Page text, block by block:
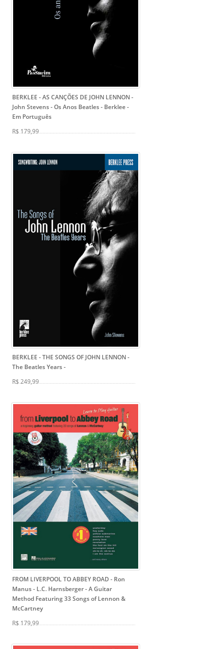
BERKLEE - AS CANÇÕES DE JOHN LENNON -
John Stevens- Os Anos Beatles - Berklee -
Em Português
R$ 179,99
BERKLEE - THE SONGS OF JOHN LENNON -
The Beatles Years-
R$ 249,99
FROM LIVERPOOL TO ABBEY ROAD - Ron
Manus - L.C. Harnsberger- A Guitar
Method Featuring 33 Songs of Lennon &
McCartney
R$ 179,99